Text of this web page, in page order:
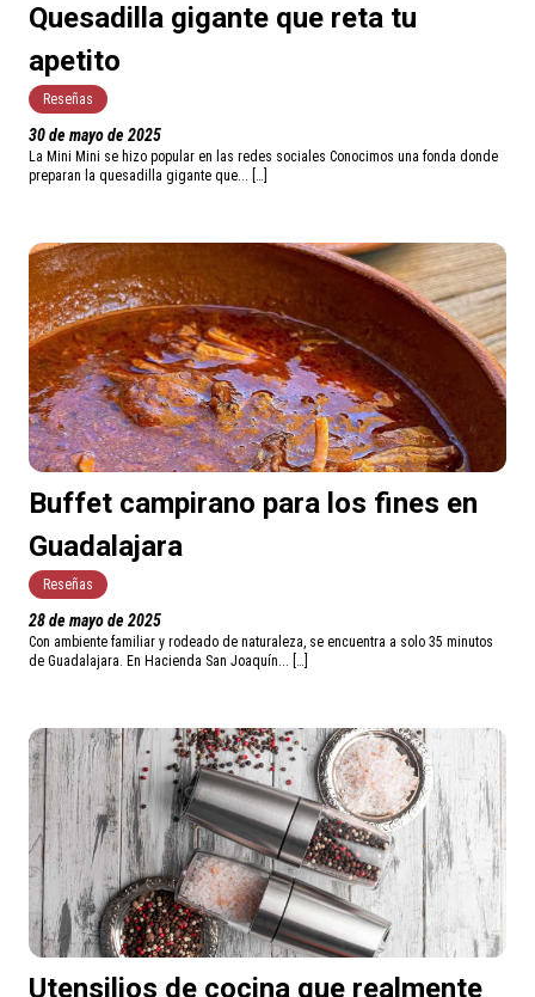
Quesadilla gigante que reta tu
apetito
Reseñas
30 de mayo de 2025
La Mini Mini se hizo popular en las redes sociales Conocimos una fonda donde
preparan la quesadilla gigante que... […]
Buffet campirano para los fines en
Guadalajara
Reseñas
28 de mayo de 2025
Con ambiente familiar y rodeado de naturaleza, se encuentra a solo 35 minutos
de Guadalajara. En Hacienda San Joaquín... […]
Utensilios de cocina que realmente